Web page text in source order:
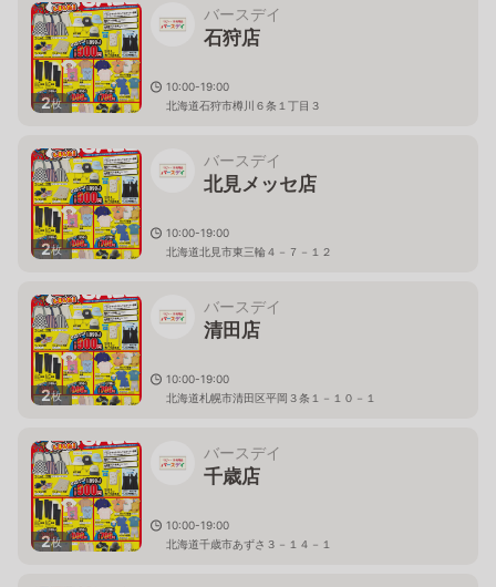
2枚
バースデイ
石狩店
10:00-19:00
北海道石狩市樽川６条１丁目３
2枚
バースデイ
北見メッセ店
10:00-19:00
北海道北見市東三輪４－７－１２
2枚
バースデイ
清田店
10:00-19:00
北海道札幌市清田区平岡３条１－１０－１
2枚
バースデイ
千歳店
10:00-19:00
北海道千歳市あずさ３－１４－１